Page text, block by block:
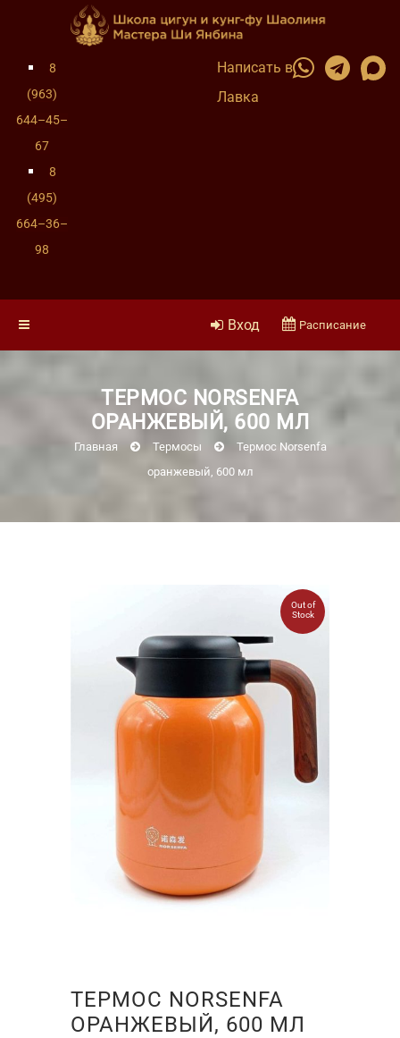
8
(963)
644–45–
67
8
(495)
664–36–
98
Написать в
Лавка
Вход Расписание
ТЕРМОС NORSENFA
ОРАНЖЕВЫЙ, 600 МЛ
Главная Термосы
Термос Norsenfa
оранжевый, 600 мл
Out of
Stock
ТЕРМОС NORSENFA
ОРАНЖЕВЫЙ, 600 МЛ